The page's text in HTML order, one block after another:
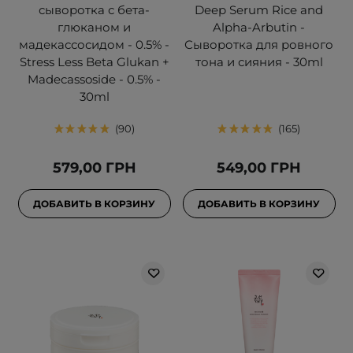
сыворотка с бета-
глюканом и
мадекассосидом - 0.5% -
Stress Less Beta Glukan +
Madecassoside - 0.5% -
30ml
90
579,00 ГРН
ДОБАВИТЬ В КОРЗИНУ
Deep Serum Rice and
Alpha-Arbutin -
Сыворотка для ровного
тона и сияния - 30ml
165
549,00 ГРН
ДОБАВИТЬ В КОРЗИНУ